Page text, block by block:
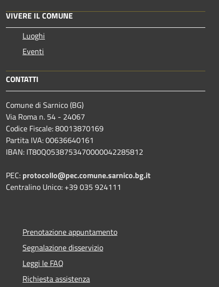
VIVERE IL COMUNE
Luoghi
Eventi
CONTATTI
Comune di Sarnico (BG)
Via Roma n. 54 - 24067
Codice Fiscale: 80013870169
Partita IVA: 00636640161
IBAN: IT80Q0538753470000042285812
PEC: protocollo@pec.comune.sarnico.bg.it
Centralino Unico: +39 035 924111
Prenotazione appuntamento
Segnalazione disservizio
Leggi le FAQ
Richiesta assistenza